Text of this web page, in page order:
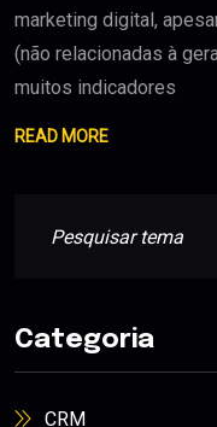
marketing digital,
(não relacionadas à
muitos indicadores
READ MORE
Categoria
CRM